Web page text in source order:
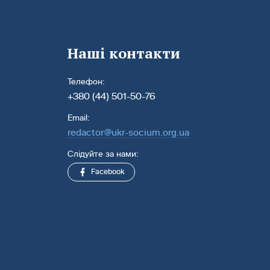
Наші контакти
Телефон:
+380 (44) 501-50-76
Email:
redactor@ukr-socium.org.ua
Слідуйте за нами:
Facebook